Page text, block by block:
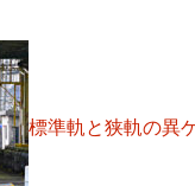
標準軌と狭軌の異